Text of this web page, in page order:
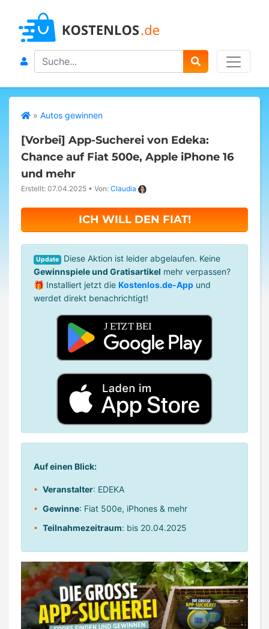
Search
» Autos gewinnen
[Vorbei] App-Sucherei von Edeka:
Chance auf Fiat 500e, Apple iPhone 16
und mehr
Erstellt: 07.04.2025 • Von: Claudia
ICH WILL DEN FIAT!
Update
Diese Aktion ist leider abgelaufen. Keine
Gewinnspiele und Gratisartikel mehr verpassen?
🎁 Installiert jetzt die Kostenlos.de-App und
werdet direkt benachrichtigt!
Auf einen Blick:
Veranstalter: EDEKA
Gewinne: Fiat 500e, iPhones & mehr
Teilnahmezeitraum: bis 20.04.2025